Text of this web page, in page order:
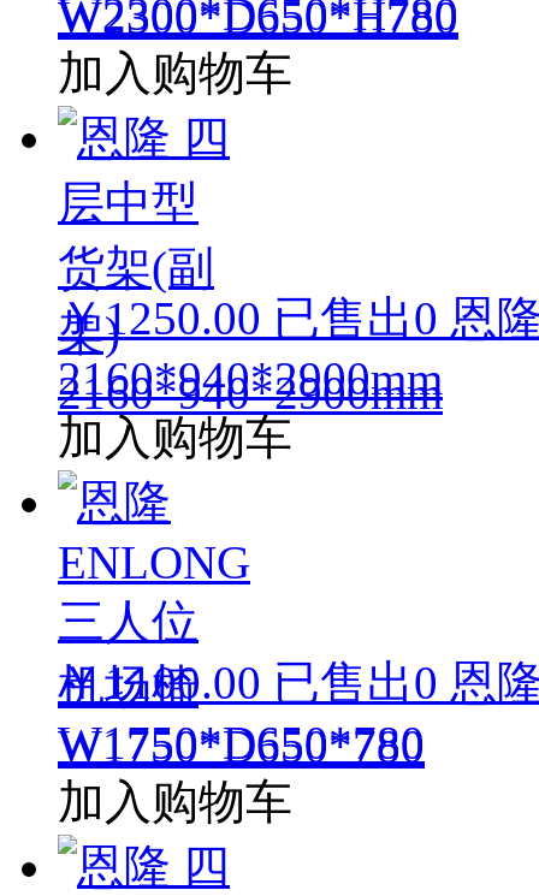
W2300*D650*H780
加入购物车
￥1250.00 已售出0 恩
2160*940*2900mm
加入购物车
￥1100.00 已售出0 恩
W1750*D650*780
加入购物车